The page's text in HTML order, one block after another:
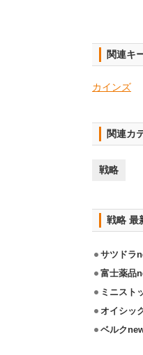
関連キ
カインズ
関連カ
戦略
戦略 最
サツドラ
富士薬品
ミニスト
オイシッ
ベルク